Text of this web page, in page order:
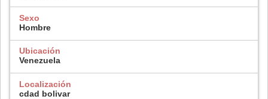
Sexo
Hombre
Ubicación
Venezuela
Localización
cdad bolivar